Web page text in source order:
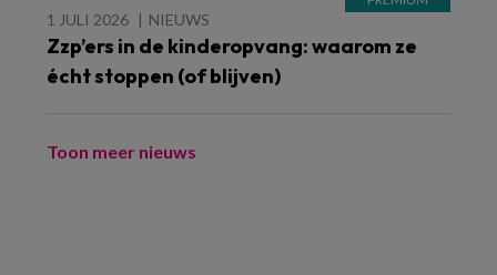
1 JULI 2026 NIEUWS
Zzp’ers in de kinderopvang: waarom ze
écht stoppen (of blijven)
Toon meer nieuws